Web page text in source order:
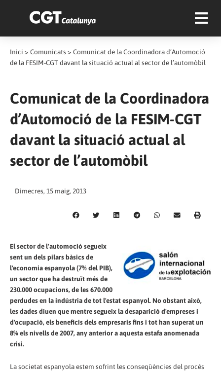
Inici > Comunicats > Comunicat de la Coordinadora d’Automoció
de la FESIM-CGT davant la situació actual al sector de l’automòbil
Comunicat de la Coordinadora
d’Automoció de la FESIM-CGT
davant la situació actual al
sector de l’automòbil
Dimecres, 15 maig, 2013
El sector de l'automoció segueix
sent un dels pilars bàsics de
l'economia espanyola (7% del PIB),
un sector que ha destruït més de
230.000 ocupacions, de les 670.000
perdudes en la indústria de tot l'estat espanyol. No obstant això,
les dades diuen que mentre segueix la desaparició d'empreses i
d'ocupació, els beneficis dels empresaris fins i tot han superat un
8% els nivells de 2007, any anterior a aquesta estafa anomenada
crisi.
La societat espanyola estem sofrint les conseqüències del procés